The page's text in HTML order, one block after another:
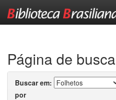
Página de busca
Buscar em:
por